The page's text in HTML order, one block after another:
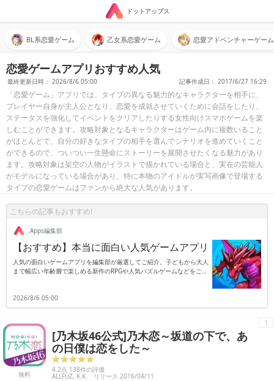
ドットアップス
BL系恋愛ゲーム 乙女系恋愛ゲーム 恋愛アドベンチャーゲーム
恋愛ゲームアプリおすすめ人気
最終更新日時： 2026/8/6 05:00 記事作成日： 2017/6/27 16:29
「恋愛ゲーム」アプリでは、タイプの異なる魅力的なキャラクターを相手に、
プレイヤー自身が主人公となり、恋愛を成就させていくために会話をしたり、
ステータスを強化してイベントをクリアしたりする女性向けスマホゲームを楽
しむことができます。攻略対象となるキャラクターはゲーム内に複数いること
がほとんどで、自分の好きなタイプの相手を選んでシナリオを進めていくこと
ができるので、ついつい一生懸命にストーリーを展開させたくなる魅力があり
ます。攻略対象は架空の人物がイラストで描かれている場合と、実在の芸能人
がモデルになっている場合があり、特に本物のアイドルが実写画像で登場する
タイプの恋愛ゲームはファンから絶大な人気があります。
こちらの記事もおすすめ!
.Apps編集部
【おすすめ】本当に面白い人気ゲームアプリ
人気の面白いゲームアプリを編集部が厳選してご紹介。子どもから大人
まで幅広い年齢層で楽しめる新作のRPGや人気パズルゲームなどをご紹
2026/8/6 05:00
無料
[乃木坂46公式]乃木恋～坂道の下で、あ
の日僕は恋をした～
4.2点 138件の評価
ALLFUZ, K.K. リリース 2016/04/11
1